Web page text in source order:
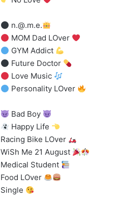
n.@.m.e.
MOM Dad LOver
GYM Addict
Future Doctor
Love Music
Personality LOver
Bad Boy
Happy Life
Racing Bike LOver
WiSh Me 21 August
Medical Student
Food LOver
Single